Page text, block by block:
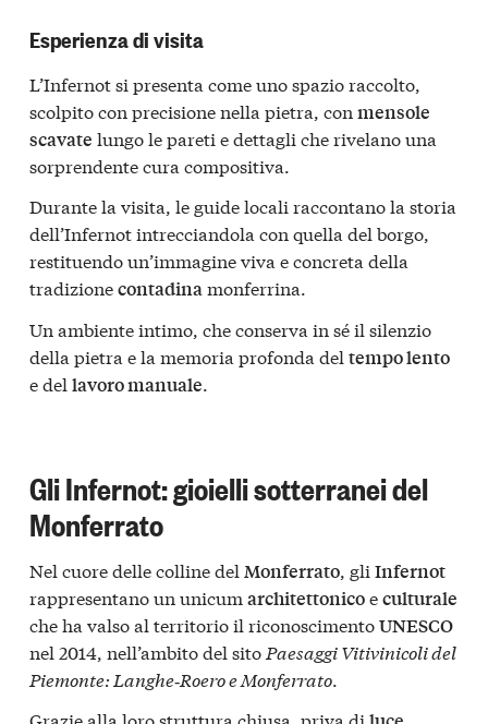
Esperienza di visita
L’Infernot si presenta come uno spazio raccolto,
scolpito con precisione nella pietra, con mensole
scavate lungo le pareti e dettagli che rivelano una
sorprendente cura compositiva.
Durante la visita, le guide locali raccontano la storia
dell’Infernot intrecciandola con quella del borgo,
restituendo un’immagine viva e concreta della
tradizionecontadinamonferrina.
Un ambiente intimo, che conserva in sé il silenzio
della pietra e la memoria profonda del tempo lento
e del lavoro manuale.
Gli Infernot: gioielli sotterranei del
Monferrato
Nel cuore delle colline del Monferrato , gli Infernot
rappresentano un unicum architettonicoeculturale
che ha valso al territorio il riconoscimentoUNESCO
nel 2014, nell’ambito del sito Paesaggi Vitivinicoli del
Piemonte: Langhe‑Roero e Monferrato